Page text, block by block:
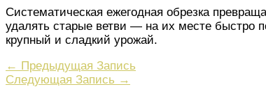
Систематическая ежегодная обрезка
удалять старые ветви — на их месте быстро
крупный и сладкий урожай.
← Предыдущая Запись
Следующая Запись →